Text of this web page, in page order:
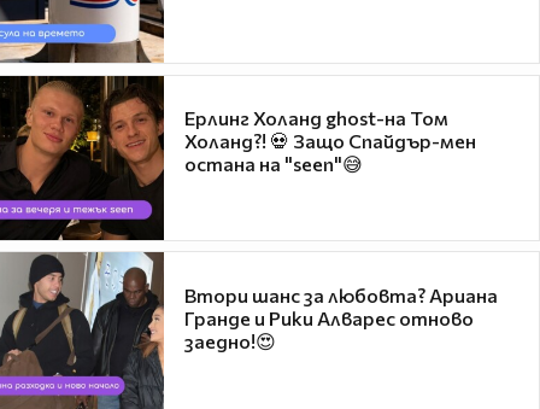
Ерлинг Холанд ghost-на Том
Холанд?! 💀 Защо Спайдър-мен
остана на "seen"😅
Втори шанс за любовта? Ариана
Гранде и Рики Алварес отново
заедно!😍